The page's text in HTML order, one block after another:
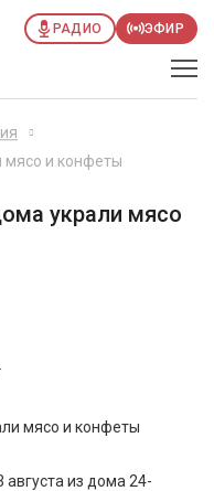
РАДИО ЭФИР
мясо и конфеты
украли мясо
августа из дома 24-